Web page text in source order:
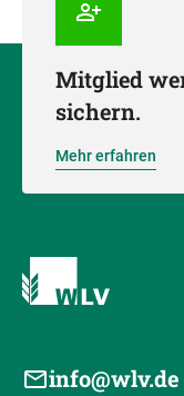
Mitglied
sichern.
Mehr erfahren
info@wlv.de